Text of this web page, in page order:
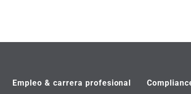
Empleo & carrera profesional